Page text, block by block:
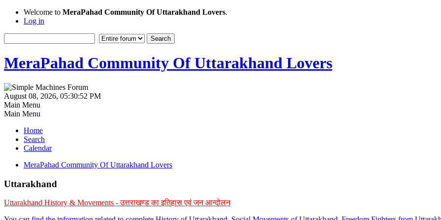
Welcome to MeraPahad Community Of Uttarakhand Lovers.
Log in
MeraPahad Community Of Uttarakhand Lovers
August 08, 2026, 05:30:52 PM
Main Menu
Main Menu
Home
Search
Calendar
MeraPahad Community Of Uttarakhand Lovers
Uttarakhand
Uttarakhand History & Movements - उत्तराखण्ड का इतिहास एवं जन आन्दोलन